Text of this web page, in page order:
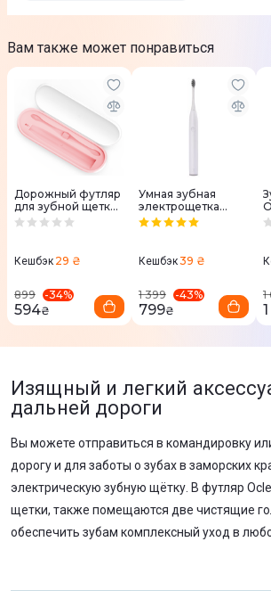
Вам также может понравиться
Дорожный футляр
для зубной щетки
Oclean BB01 (Pink)
Кешбэк 29 ₴
899 -34%
594₴
Умная зубная
электрощетка
Oclean Endurance
(White)
Кешбэк39 ₴
1 399 -43%
799₴
1
Изящный и легкий
дальней дороги
Вы можете отправиться в командировку
дорогу и для заботы о зубах в заморских
электрическую зубную щётку. В футляр
щетки, также помещаются две чистящие
обеспечить зубам комплексный уход в